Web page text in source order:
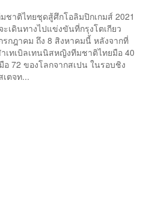
าติไทยชุดสู้ศึกโอลิมปิกเกมส์ 2021
เดินทางไปแข่งขันที่กรุงโตเกียว
กฎาคม ถึง 8 สิงหาคมนี้ หลังจากที่
ทเบิลเทนนิสหญิงทีมชาติไทยมือ 40
อ 72 ของโลกจากสเปน ในรอบชิง
ตจท...